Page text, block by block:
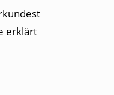
erklärt